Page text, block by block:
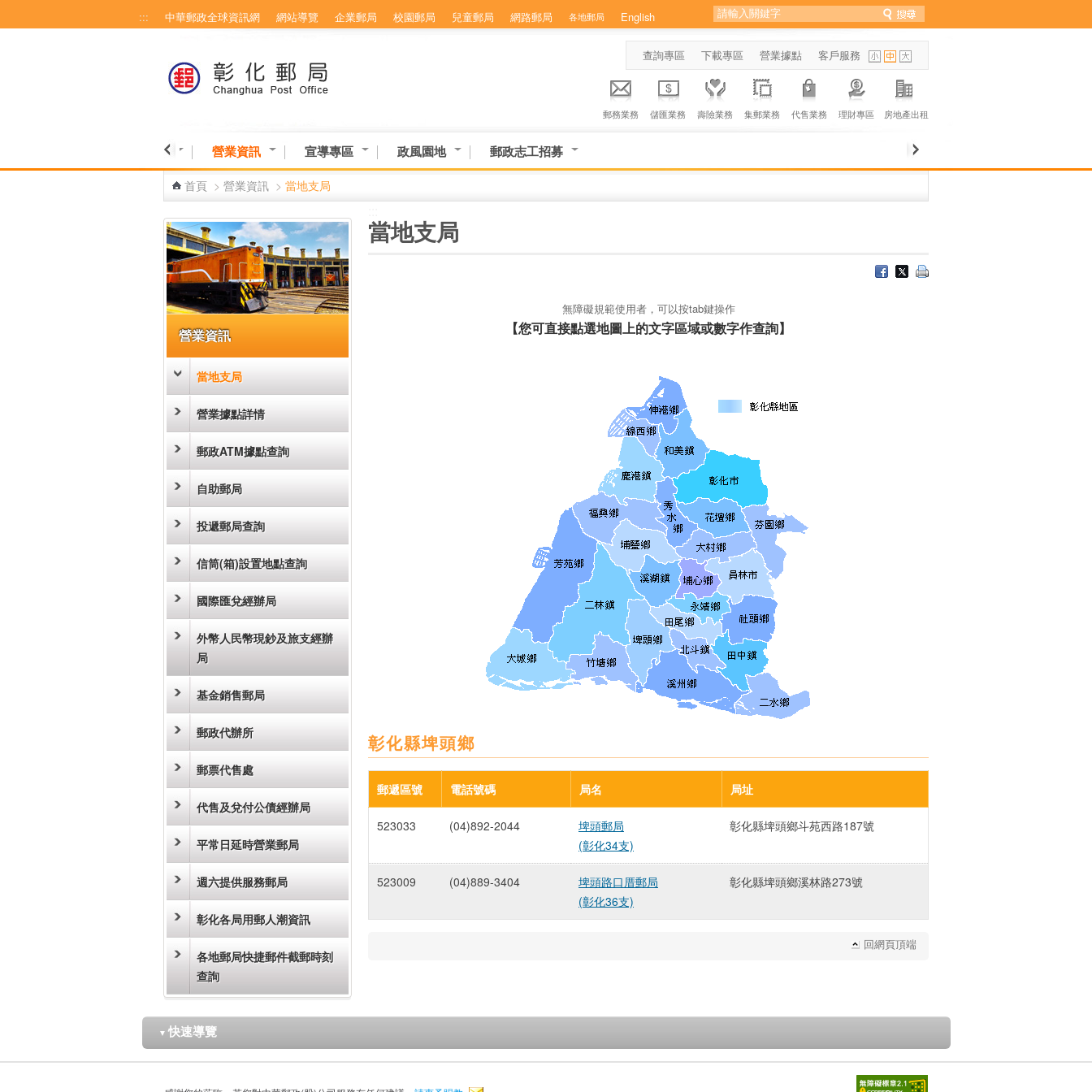
::: 中華郵政全球資訊網 網站導覽 企業郵局 校園郵局 兒童郵局 網路郵局 各地郵局 English
查詢專區 下載專區 營業據點 客戶服務
郵務業務 儲匯業務 壽險業務 集郵業務 代售業務 理財專區 房地產出租
線上服務專區 營業資訊 宣導專區 政風園地 郵政志工招募
首頁 > 營業資訊 > 當地支局
營業資訊
當地支局
營業據點詳情
郵政ATM據點查詢
自助郵局
投遞郵局查詢
信筒(箱)設置地點查詢
國際匯兌經辦局
外幣人民幣現鈔及旅支經辦
局
基金銷售郵局
郵政代辦所
郵票代售處
代售及兌付公債經辦局
平常日延時營業郵局
週六提供服務郵局
彰化各局用郵人潮資訊
各地郵局快捷郵件截郵時刻
查詢
當地支局
無障礙規範使用者，可以按tab鍵操作
【您可直接點選地圖上的文字區域或數字作查詢】
彰化縣埤頭鄉
郵遞區號 電話號碼 局名 局址
523033 (04)892-2044
埤頭郵局
(彰化34支)
彰化縣埤頭鄉斗苑西路187號
523009 (04)889-3404
埤頭路口厝郵局
(彰化36支)
彰化縣埤頭鄉溪林路273號
回網頁頂端
▼ 快速導覽